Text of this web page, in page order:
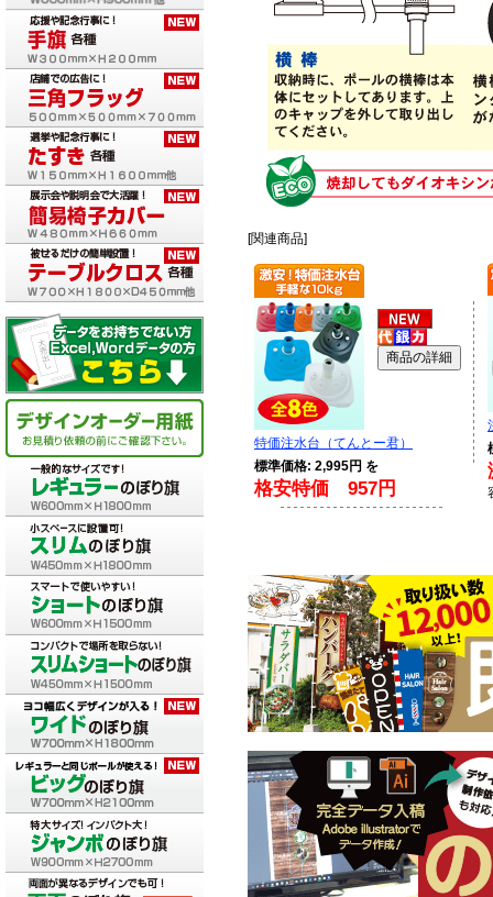
[関連商品]
特価注水台（てんとー君）
標準価格: 2,995円 を
格安特価 957円